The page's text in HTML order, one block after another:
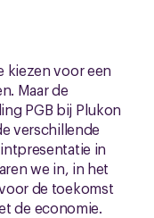
kiezen voor een
Maar de
PGB bij Plukon
verschillende
in
we in, in het
de toekomst
de economie.